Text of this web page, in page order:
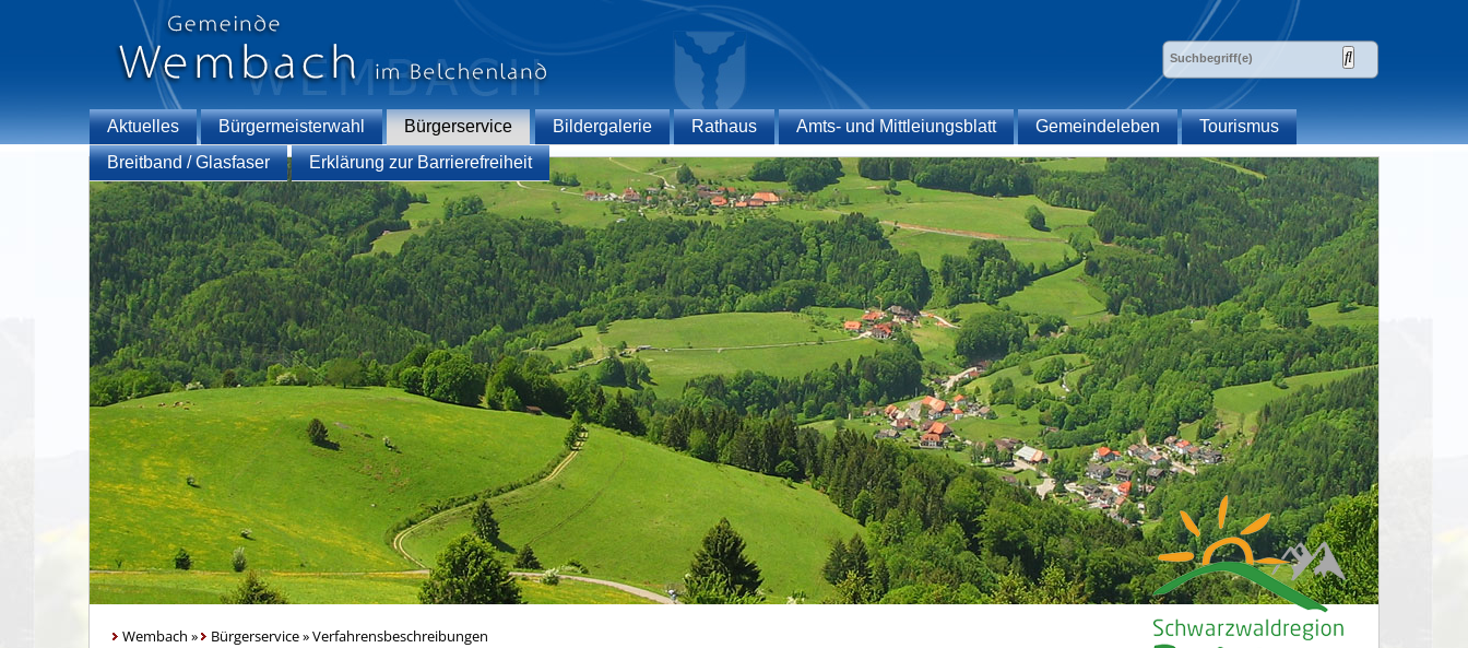
Aktuelles Bürgermeisterwahl Bürgerservice Bildergalerie Rathaus Amts- und Mittleiungsblatt Gemeindeleben
Tourismus
Breitband / Glasfaser
Erklärung zur Barrierefreiheit
Wembach » Bürgerservice»Verfahrensbeschreibungen